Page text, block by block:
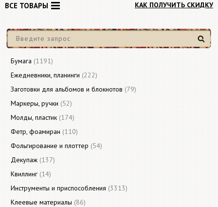
КАК ПОЛУЧИТЬ СКИДКУ
Найти
ВСЕ ТОВАРЫ
Бумага (1191)
Ежедневники, планинги (222)
Заготовки для альбомов и блокнотов (79)
Маркеры, ручки (52)
Молды, пластик (174)
Фетр, фоамиран (110)
Фольгирование и плоттер (54)
Декупаж (137)
Квиллинг (14)
Инструменты и приспособления (3313)
Клеевые материалы (86)